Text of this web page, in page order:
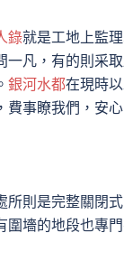
錄就是工地上監
凡，有的則采
銀河水都在現時
費事瞭我們，安
則是完整關閉
墻的地段也專